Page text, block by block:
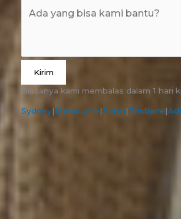
Kirim
Biasanya kami membalas dalam 1 hari
Sydney|Melbourne|Perth|Brisbane|